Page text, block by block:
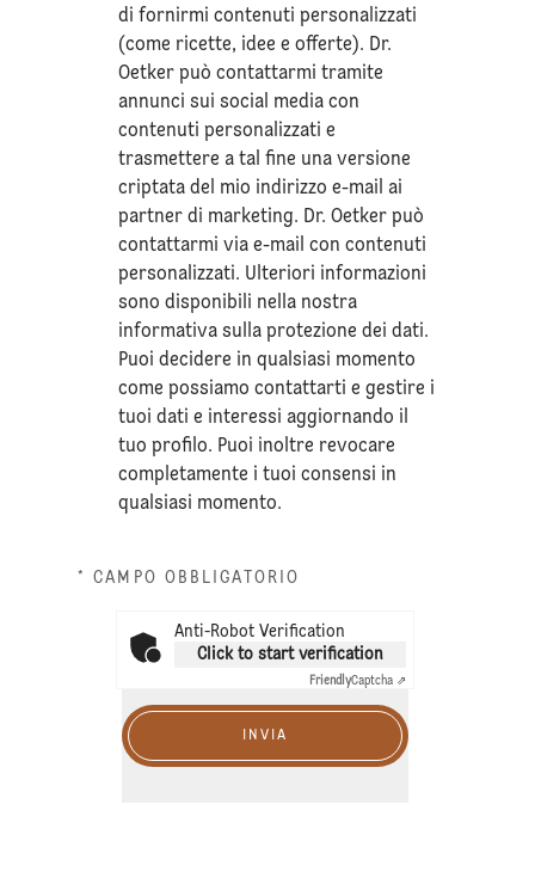
di fornirmi contenuti personalizzati
(come ricette, idee e offerte). Dr.
Oetker può contattarmi tramite
annunci sui social media con
contenuti personalizzati e
trasmettere a tal fine una versione
criptata del mio indirizzo e-mail ai
partner di marketing. Dr. Oetker può
contattarmi via e-mail con contenuti
personalizzati. Ulteriori informazioni
sono disponibili nella nostra
informativa sullaprotezione dei dati.
Puoi decidere in qualsiasi momento
come possiamo contattarti e gestire i
tuoi dati e interessi aggiornando il
tuo profilo. Puoi inoltre revocare
completamente i tuoi consensi in
qualsiasi momento.
* CAMPO OBBLIGATORIO
Anti-Robot Verification
Click to start verification
FriendlyCaptcha ⇗
INVIA